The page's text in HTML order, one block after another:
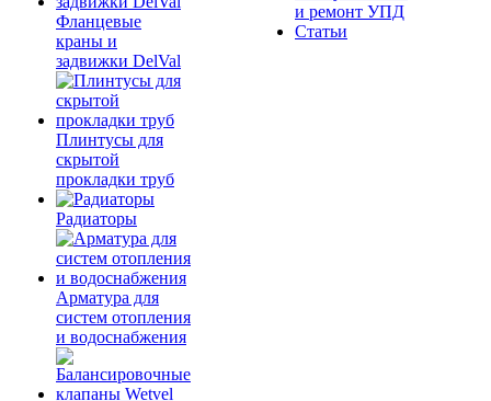
Фланцевые
краны и
задвижки DelVal
Плинтусы для
скрытой
прокладки труб
Радиаторы
Арматура для
систем отопления
и водоснабжения
и ремонт УПД
Статьи